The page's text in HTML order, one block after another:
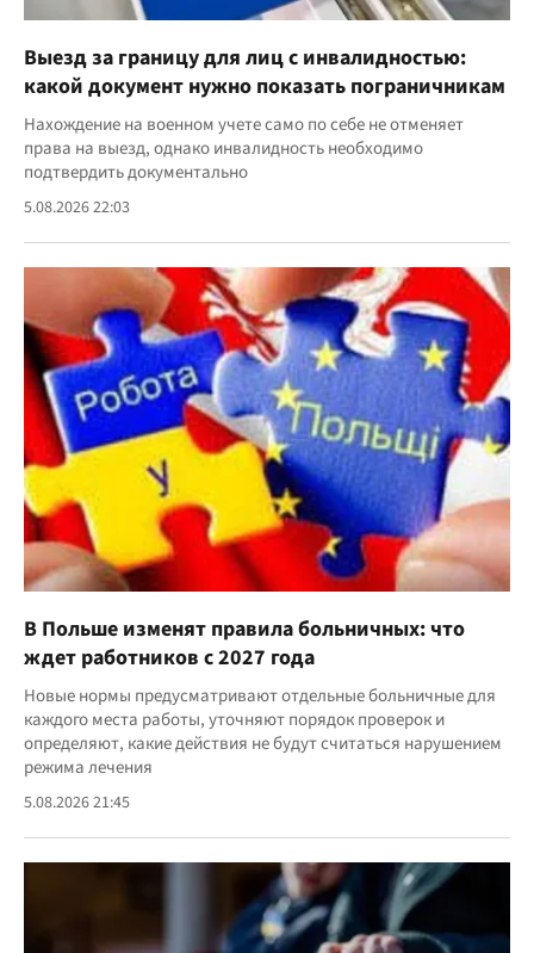
Выезд за границу для лиц с инвалидностью:
какой документ нужно показать пограничникам
Нахождение на военном учете само по себе не отменяет
права на выезд, однако инвалидность необходимо
подтвердить документально
5.08.2026 22:03
В Польше изменят правила больничных: что
ждет работников с 2027 года
Новые нормы предусматривают отдельные больничные для
каждого места работы, уточняют порядок проверок и
определяют, какие действия не будут считаться нарушением
режима лечения
5.08.2026 21:45